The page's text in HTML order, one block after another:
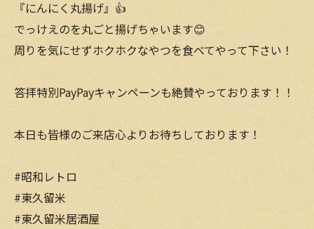
『にんにく丸揚げ』👍
でっけえのを丸ごと揚げちゃいます😊
周りを気にせずホクホクなやつを食べてやって下さい！
答拝特別PayPayキャンペーンも絶賛やっております！！
本日も皆様のご来店心よりお待ちしております！
#昭和レトロ
#東久留米
#東久留米居酒屋